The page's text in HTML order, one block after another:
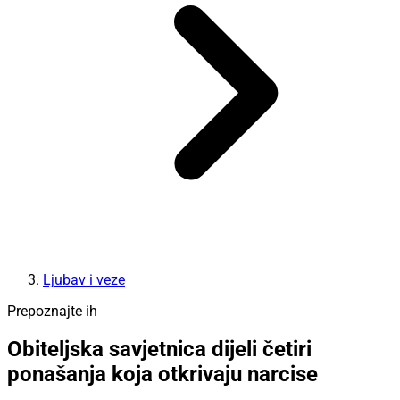
Ljubav i veze
Prepoznajte ih
Obiteljska savjetnica dijeli četiri
ponašanja koja otkrivaju narcise